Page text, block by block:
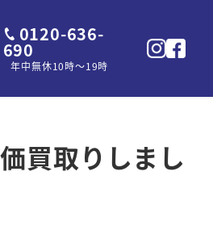
0120-636-
690
年中無休10時～19時
買取りしまし